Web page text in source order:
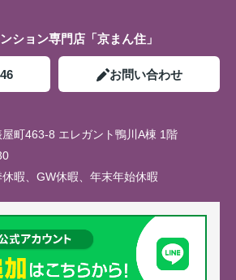
ション専門店「京まん住」
お問い合わせ
町463-8 エレガント鴨川A棟 1階
暇、GW休暇、年末年始休暇